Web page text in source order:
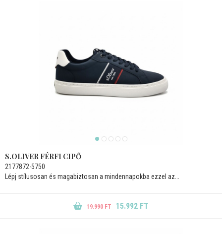
S.OLIVER FÉRFI CIPŐ
2177872-5750
Lépj stílusosan és magabiztosan a mindennapokba ezzel az...
19.990 FT 15.992 FT